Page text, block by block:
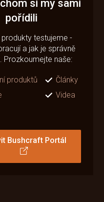
si my sami
pořídili
testujeme -
a jak je správně
Prozkoumejte naše:
produktů
Články
Videa
Bushcraft Portál